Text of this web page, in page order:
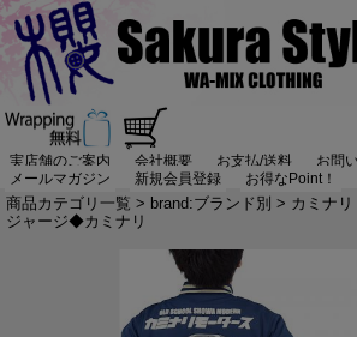
実店舗のご案内 会社概要 お支払/送料
お問
メールマガジン
新規会員登録 お得なPoint！
商品カテゴリ一覧 > brand:ブランド別 > カミナリ
ジャージ◆カミナリ